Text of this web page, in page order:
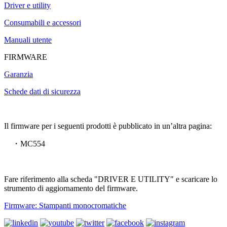
Driver e utility
Consumabili e accessori
Manuali utente
FIRMWARE
Garanzia
Schede dati di sicurezza
Il firmware per i seguenti prodotti è pubblicato in un’altra pagina:
・MC554
Fare riferimento alla scheda "DRIVER E UTILITY" e scaricare lo
strumento di aggiornamento del firmware.
Firmware: Stampanti monocromatiche